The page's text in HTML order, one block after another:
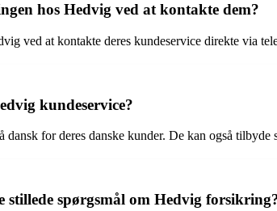
hos Hedvig ved at kontakte dem?
ved at kontakte deres kundeservice direkte via
kundeservice?
for deres danske kunder. De kan også
spørgsmål om Hedvig